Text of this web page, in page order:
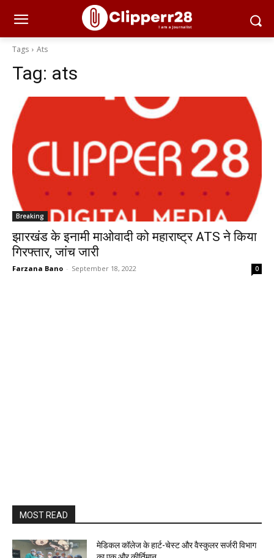
Tags Ats
Tag: ats
Breaking
झारखंड के इनामी माओवादी को महाराष्ट्र ATS ने किया
गिरफ्तार, जांच जारी
Farzana Bano - September 18, 2022 0
MOST READ
​मेडिकल कॉलेज के हार्ट-चेस्ट और वैस्कुलर सर्जरी विभाग